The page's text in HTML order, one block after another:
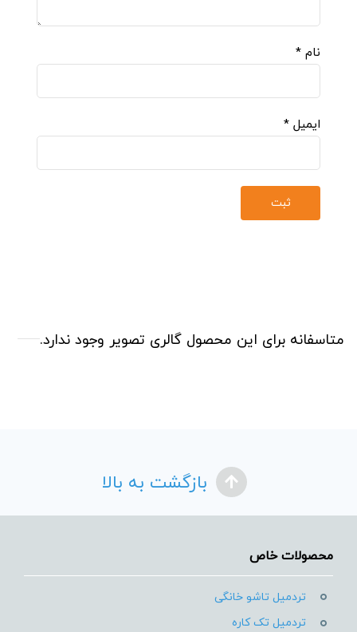
نام *
ایمیل *
متاسفانه برای این محصول گالری تصویر وجود ندارد.
بازگشت به بالا
محصولات خاص
تردمیل تاشو خانگی
تردمیل تک کاره